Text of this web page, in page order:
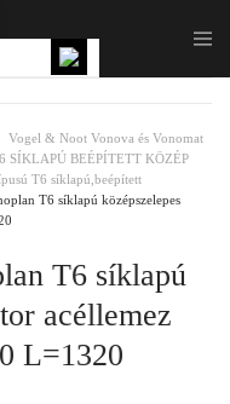
Vogel & Noot Vonova és Vonomat
SÍKLAPÚ BEÉPÍTETT KÖZÉP
T6 síklapú,beépített
T6 síklapú középszelepes
T6 síklapú
acéllemez
L=1320